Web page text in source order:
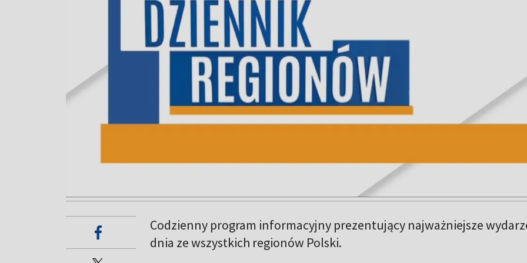
Codzienny program informacyjny prezentujący najważniejsze
dnia ze wszystkich regionów Polski.